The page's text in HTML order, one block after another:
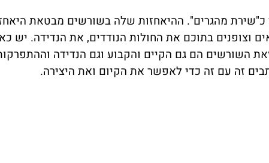
כ"שירת מהגרים". ההיאחזות שלה בשורשים מבטאת
וצופנים בתוכם את החולות הנודדים, את הנדידה. יש
השורשים הם גם הקיים והקבוע וגם הנדידה
זה עם זה כדי לאפשר את הקיום ואת היצירה.